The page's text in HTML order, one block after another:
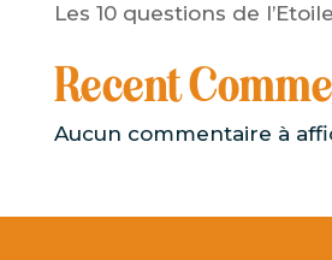
Les 10 questions de l’Etoile
Recent
Aucun commentaire à